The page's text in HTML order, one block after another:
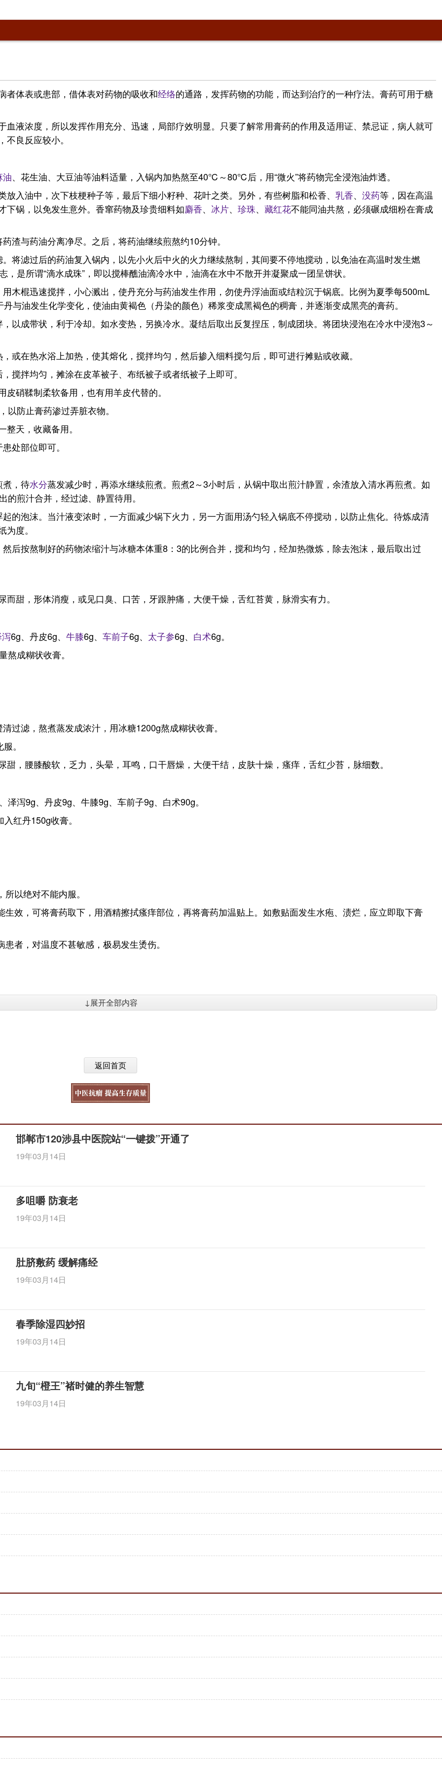
者体表或患部，借体表对药物的吸收和经络的通路，发挥药物的功能，而达到治疗的一种疗法。膏药可用于糖
液浓度，所以发挥作用充分、迅速，局部疗效明显。只要了解常用膏药的作用及适用证、禁忌证，病人就可
良反应较小。
油、花生油、大豆油等油料适量，入锅内加热熬至40℃～80℃后，用“微火”将药物完全浸泡油炸透。
入油中，次下枝梗种子等，最后下细小籽种、花叶之类。另外，有些树脂和松香、 乳香、 没药等，因在高温
下锅，以免发生意外。香窜药物及珍贵细料如麝香、 冰片、 珍珠、 藏红花不能同油共熬，必须碾成细粉在膏成
渣与药油分离净尽。之后，将药油继续煎熬约10分钟。
将滤过后的药油复入锅内，以先小火后中火的火力继续熬制，其间要不停地搅动，以免油在高温时发生燃
是所谓“滴水成珠”，即以搅棒醮油滴冷水中，油滴在水中不散开并凝聚成一团呈饼状。
木棍迅速搅拌，小心溅出，使丹充分与药油发生作用，勿使丹浮油面或结粒沉于锅底。比例为夏季每500mL
与油发生化学变化，使油由黄褐色（丹染的颜色）稀浆变成黑褐色的稠膏，并逐渐变成黑亮的膏药。
以成带状，利于冷却。如水变热，另换冷水。凝结后取出反复捏压，制成团块。将团块浸泡在冷水中浸泡3～
或在热水浴上加热，使其熔化，搅拌均匀，然后掺入细料搅匀后，即可进行摊贴或收藏。
搅拌均匀，摊涂在皮革被子、布纸被子或者纸被子上即可。
硝鞣制柔软备用，也有用羊皮代替的。
防止膏药渗过弄脏衣物。
天，收藏备用。
处部位即可。
煮，待水分蒸发减少时，再添水继续煎煮。煎煮2～3小时后，从锅中取出煎汁静置，余渣放入清水再煎煮。如
煎汁合并，经过滤、静置待用。
的泡沫。当汁液变浓时，一方面减少锅下火力，另一方面用汤勺轻入锅底不停搅动，以防止焦化。待炼成清
度。
后按熬制好的药物浓缩汁与冰糖本体重8：3的比例合并，搅和均匀，经加热微炼，除去泡沫，最后取出过
而甜，形体消瘦，或见口臭、口苦，牙跟肿痛，大便干燥，舌红苔黄，脉滑实有力。
6g、丹皮6g、 牛膝6g、 车前子6g、 太子参6g、 白术6g。
成糊状收膏。
过滤，熬煮蒸发成浓汁，用冰糖1200g熬成糊状收膏。
。
甜，腰膝酸软，乏力，头晕，耳鸣，口干唇燥，大便干结，皮肤十燥，瘙痒，舌红少苔，脉细数。
泻9g、丹皮9g、牛膝9g、车前子9g、白术90g。
红丹150g收膏。
以绝对不能内服。
效，可将膏药取下，用酒精擦拭瘙痒部位，再将膏药加温贴上。如敷贴面发生水疱、渍烂，应立即取下膏
者，对温度不甚敏感，极易发生烫伤。
↓展开全部内容
返回首页
邯郸市120涉县中医院站“一键拨”开通了
19年03月14日
多咀嚼 防衰老
19年03月14日
肚脐敷药 缓解痛经
19年03月14日
春季除湿四妙招
19年03月14日
九旬“橙王”褚时健的养生智慧
19年03月14日